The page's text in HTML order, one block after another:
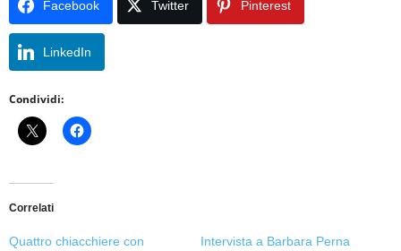
Facebook Twitter Pinterest
LinkedIn
Condividi:
Correlati
Quattro chiacchiere con
Intervista a Barbara Perna